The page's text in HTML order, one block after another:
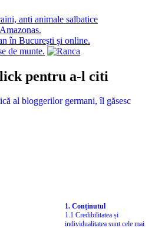
pentru a-l citi
1. Conținutul
1.1 Credibilitatea și
individualitatea sunt cele mai